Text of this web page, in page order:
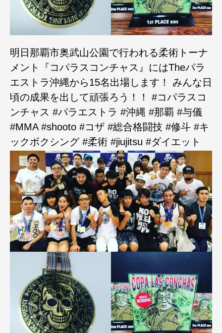
明日那覇市奥武山公園で行われる柔術トーナ
メント『コパラスコンチャス』にはTheパラ
エストラ沖縄から15名出場します！ みんな日
頃の成果を出して頑張ろう！！ #コパラスコ
ンチャス #パラエストラ #沖縄 #那覇 #与儀
#MMA #shooto #コザ #総合格闘技 #修斗 #キ
ックボクシング #柔術 #jiujitsu #ダイエット